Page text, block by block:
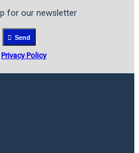
for our newsletter
Send
Privacy Policy